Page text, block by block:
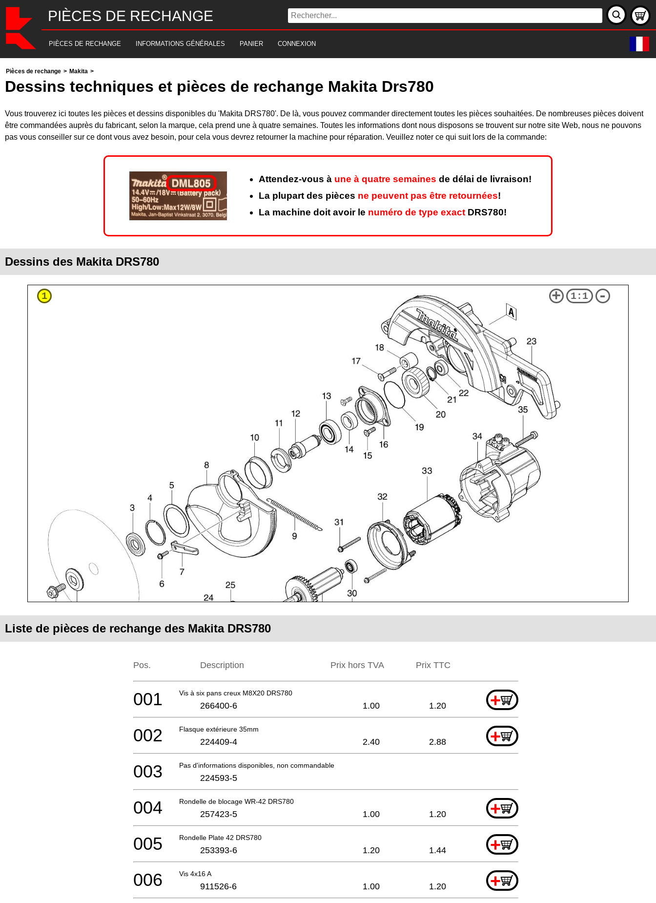
PIÈCES DE RECHANGE
PIÈCES DE RECHANGE INFORMATIONS GÉNÉRALES PANIER CONNEXION
Pièces de rechange > Makita >
Dessins techniques et pièces de rechange Makita Drs780
Vous trouverez ici toutes les pièces et dessins disponibles du 'Makita DRS780'. De là, vous pouvez commander directement toutes les pièces souhaitées. De nombreuses pièces doivent
être commandées auprès du fabricant, selon la marque, cela prend une à quatre semaines. Toutes les informations dont nous disposons se trouvent sur notre site Web, nous ne pouvons
pas vous conseiller sur ce dont vous avez besoin, pour cela vous devrez retourner la machine pour réparation. Veuillez noter ce qui suit lors de la commande:
Attendez-vous à une à quatre semaines de délai de livraison!
La plupart des pièces ne peuvent pas être retournées!
La machine doit avoir le numéro de type exact DRS780!
Dessins des Makita DRS780
1 + 1:1 -
Liste de pièces de rechange des Makita DRS780
Pos. Description Prix hors TVA Prix ​​TTC
Vis à six pans creux M8X20 DRS780 +
001 266400-6 1.00 1.20
Flasque extérieure 35mm +
002 224409-4 2.40 2.88
Pas d'informations disponibles, non commandable
003 224593-5
Rondelle de blocage WR-42 DRS780 +
004 257423-5 1.00 1.20
Rondelle Plate 42 DRS780 +
005 253393-6 1.20 1.44
Vis 4x16 A +
006 911526-6 1.00 1.20